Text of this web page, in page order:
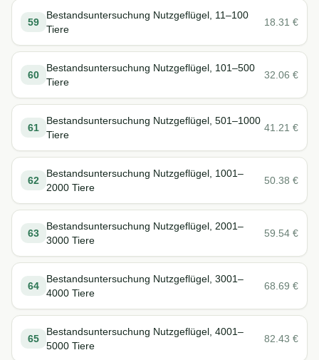
59
Bestandsuntersuchung Nutzgeflügel, 11–100
Tiere
18.31 €
60
Bestandsuntersuchung Nutzgeflügel, 101–500
Tiere
32.06 €
61
Bestandsuntersuchung Nutzgeflügel, 501–1000
Tiere
41.21 €
62
Bestandsuntersuchung Nutzgeflügel, 1001–
2000 Tiere
50.38 €
63
Bestandsuntersuchung Nutzgeflügel, 2001–
3000 Tiere
59.54 €
64
Bestandsuntersuchung Nutzgeflügel, 3001–
4000 Tiere
68.69 €
65
Bestandsuntersuchung Nutzgeflügel, 4001–
5000 Tiere
82.43 €